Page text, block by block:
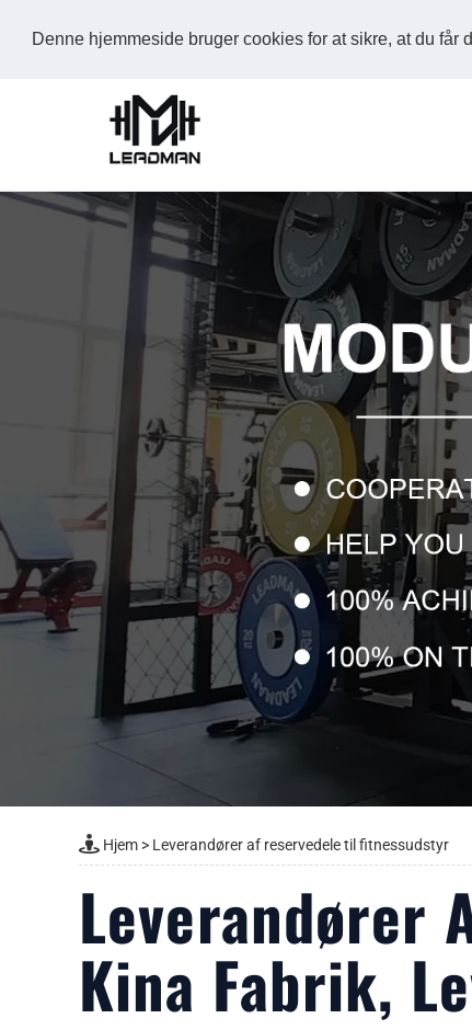
Denne hjemmeside bruger cookies for at sikre, at du får
Hjem> Leverandører af reservedele til fitnessudstyr
Leverandører
Kina Fabrik,